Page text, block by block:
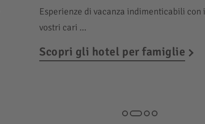
Esperienze di vacanza indimenticabili con i
vostri cari …
Scopri gli hotel per famiglie